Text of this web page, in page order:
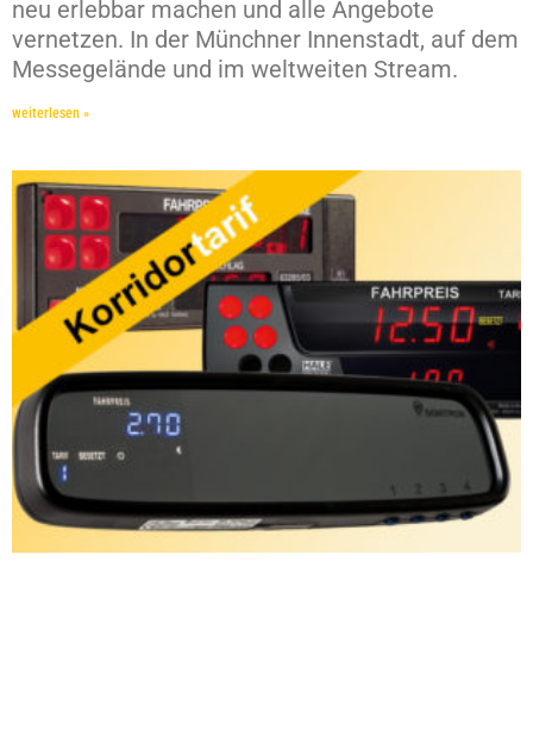
neu erlebbar machen und alle Angebote
vernetzen. In der Münchner Innenstadt, auf dem
Messegelände und im weltweiten Stream.
weiterlesen »